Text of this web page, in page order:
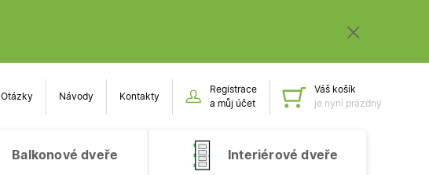
Otázky Návody Kontakty
Registrace
a můj účet
Obsah
Váš košík
je nyní prázdný
Balkonové dveře Interiérové dveře